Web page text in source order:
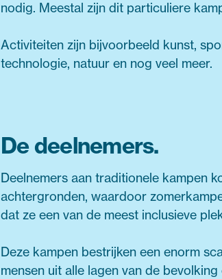
nodig. Meestal zijn dit particuliere
Activiteiten zijn bijvoorbeeld kunst,
technologie, natuur en nog veel meer.
De deelnemers.
Deelnemers aan traditionele kampen
achtergronden, waardoor
dat ze een van de meest inclusieve
Deze kampen bestrijken een enorm
mensen uit alle lagen van de